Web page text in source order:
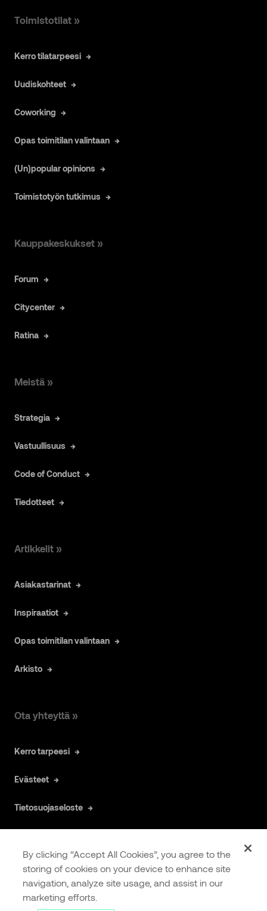
Toimistotilat »
Kerro tilatarpeesi
Uudiskohteet
Coworking
Opas toimitilan valintaan
(Un)popular opinions
Toimistotyön tutkimus
Kauppakeskukset »
Forum
Citycenter
Ratina
Meistä »
Strategia
Vastuullisuus
Code of Conduct
Tiedotteet
Artikkelit »
Asiakastarinat
Inspiraatiot
Opas toimitilan valintaan
Arkisto
Ota yhteyttä »
Kerro tarpeesi
Evästeet
Tietosuojaseloste
COOKIES
SETTINGS
By clicking “Accept All Cookies”, you agree to the
storing of cookies on your device to enhance site
navigation, analyze site usage, and assist in our
marketing efforts.